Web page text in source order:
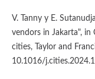
V. Tanny y E.
vendors in Jakarta",
cities, Taylor and
10.1016/